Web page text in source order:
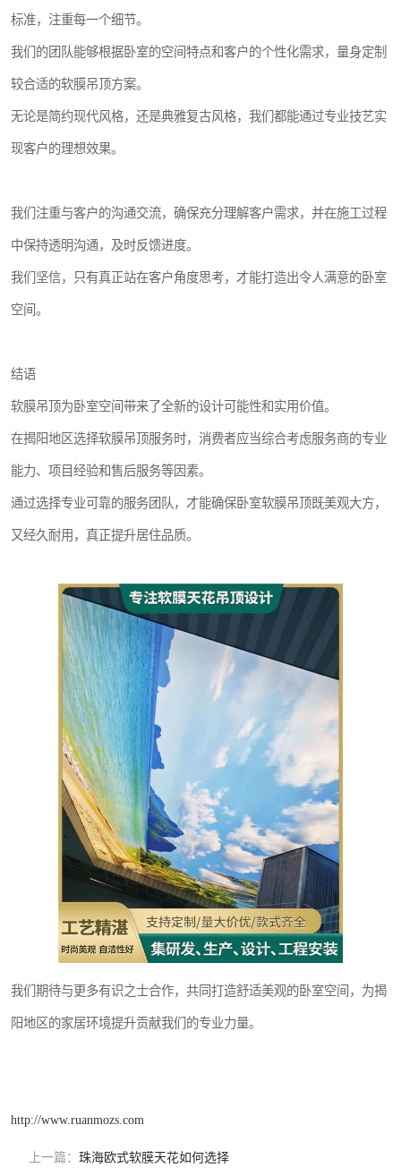
标准，注重每一个细节。
我们的团队能够根据卧室的空间特点和客户的个性化需求，量身定制
较合适的软膜吊顶方案。
无论是简约现代风格，还是典雅复古风格，我们都能通过专业技艺实
现客户的理想效果。
我们注重与客户的沟通交流，确保充分理解客户需求，并在施工过程
中保持透明沟通，及时反馈进度。
我们坚信，只有真正站在客户角度思考，才能打造出令人满意的卧室
空间。
结语
软膜吊顶为卧室空间带来了全新的设计可能性和实用价值。
在揭阳地区选择软膜吊顶服务时，消费者应当综合考虑服务商的专业
能力、项目经验和售后服务等因素。
通过选择专业可靠的服务团队，才能确保卧室软膜吊顶既美观大方，
又经久耐用，真正提升居住品质。
我们期待与更多有识之士合作，共同打造舒适美观的卧室空间，为揭
阳地区的家居环境提升贡献我们的专业力量。
http://www.ruanmozs.com
上一篇： 珠海欧式软膜天花如何选择